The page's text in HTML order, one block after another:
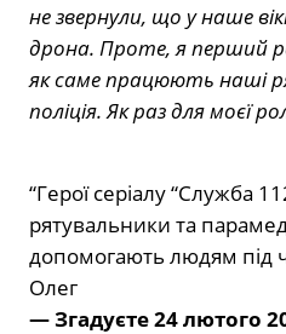
не звернули, що у наше
дрона. Проте, я перший
як саме працюють наші
поліція. Як раз для моєї
“Герої серіалу “Служба
рятувальники та
допомогають людям під
Олег
— Згадуєте 24 лютого